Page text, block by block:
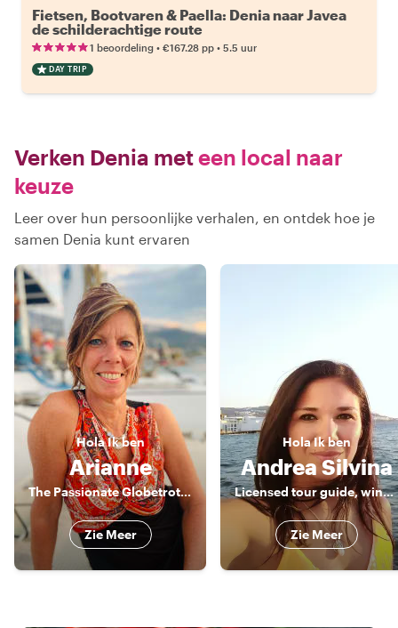
Fietsen, Bootvaren & Paella: Denia naar Javea
de schilderachtige route
1 beoordeling • €167.28 pp • 5.5 uur
DAY TRIP
Verken Denia meteen local naar
keuze
Leer over hun persoonlijke verhalen, en ontdek hoe je
samen Denia kunt ervaren
HolaIk ben
Arianne
The Passionate Globetrotter
Zie Meer
HolaIk ben
Andrea Silvina
Licensed tour guide, wine lover & foodie
Zie Meer